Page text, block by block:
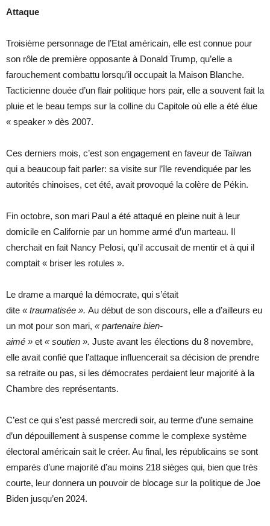
Attaque
Troisième personnage de l’Etat américain, elle est connue pour
son rôle de première opposante à Donald Trump, qu’elle a
farouchement combattu lorsqu’il occupait la Maison Blanche.
Tacticienne douée d’un flair politique hors pair, elle a souvent fait la
pluie et le beau temps sur la colline du Capitole où elle a été élue
« speaker » dès 2007.
Ces derniers mois, c’est son engagement en faveur de Taïwan
qui a beaucoup fait parler: sa visite sur l’île revendiquée par les
autorités chinoises, cet été, avait provoqué la colère de Pékin.
Fin octobre, son mari Paul a été attaqué en pleine nuit à leur
domicile en Californie par un homme armé d’un marteau. Il
cherchait en fait Nancy Pelosi, qu’il accusait de mentir et à qui il
comptait « briser les rotules ».
Le drame a marqué la démocrate, qui s’était
dite « traumatisée ». Au début de son discours, elle a d’ailleurs eu
un mot pour son mari, « partenaire bien-
aimé » et « soutien ». Juste avant les élections du 8 novembre,
elle avait confié que l’attaque influencerait sa décision de prendre
sa retraite ou pas, si les démocrates perdaient leur majorité à la
Chambre des représentants.
C’est ce qui s’est passé mercredi soir, au terme d’une semaine
d’un dépouillement à suspense comme le complexe système
électoral américain sait le créer. Au final, les républicains se sont
emparés d’une majorité d’au moins 218 sièges qui, bien que très
courte, leur donnera un pouvoir de blocage sur la politique de Joe
Biden jusqu’en 2024.